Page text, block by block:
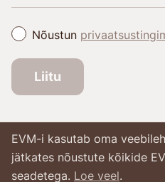
Nõustun
Liitu
EVM-i kasutab oma
jätkates nõustute kõikide
seadetega. Loe veel.